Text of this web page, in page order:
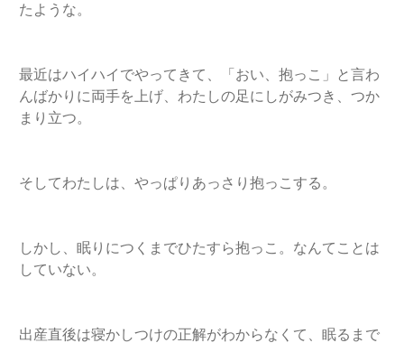
たような。
最近はハイハイでやってきて、「おい、抱っこ」と言わ
んばかりに両手を上げ、わたしの足にしがみつき、つか
まり立つ。
そしてわたしは、やっぱりあっさり抱っこする。
しかし、眠りにつくまでひたすら抱っこ。なんてことは
していない。
出産直後は寝かしつけの正解がわからなくて、眠るまで